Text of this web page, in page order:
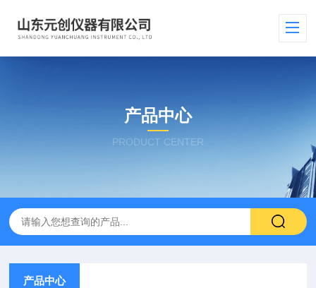
产品中心
PRODUCT CENTER
产品中心